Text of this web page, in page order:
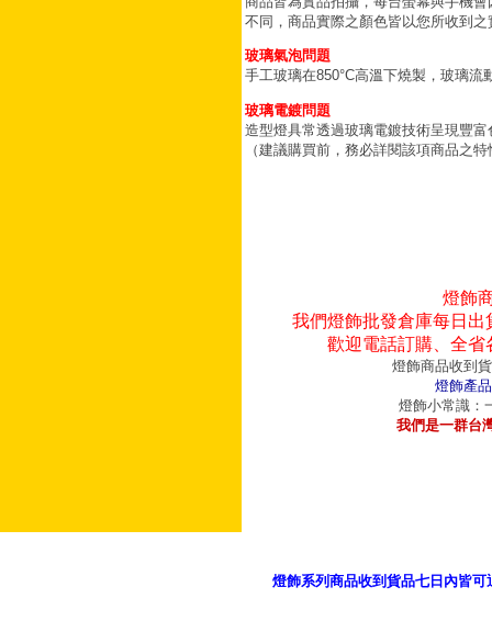
不同，商品實際之顏色皆以您所收到之
玻璃氣泡問題
手工玻璃在850°C高溫下燒製，玻璃
玻璃電鍍問題
造型燈具常透過玻璃電鍍技術呈現豐
（建議購買前，務必詳閱該項商品之
燈飾
我們燈飾批發倉庫每日
歡迎電話訂購、全
燈飾商品收到
燈飾產
燈飾小常識：
我們是一群台
燈飾系列商品收到貨品七日內皆